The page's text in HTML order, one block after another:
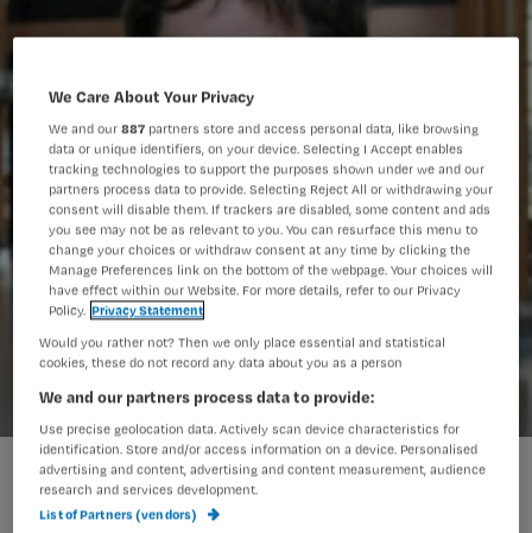
Verpleegkundige Erasmus MC wint EADV-Award
We Care About Your Privacy
We and our887 partners store and access personal data, like browsing
data or unique identifiers, on your device. Selecting I Accept enables
tracking technologies to support the purposes shown under we and our
partners process data to provide. Selecting Reject All or withdrawing your
consent will disable them. If trackers are disabled, some content and ads
you see may not be as relevant to you. You can resurface this menu to
change your choices or withdraw consent at any time by clicking the
Manage Preferences link on the bottom of the webpage. Your choices will
have effect within our Website. For more details, refer to our Privacy
Policy. Privacy Statement
Would you rather not? Then we only place essential and statistical
cookies, these do not record any data about you as a person
We and our partners process data to provide:
Use precise geolocation data. Actively scan device characteristics for
identification. Store and/or access information on a device. Personalised
advertising and content, advertising and content measurement, audience
research and services development.
List of Partners (vendors)